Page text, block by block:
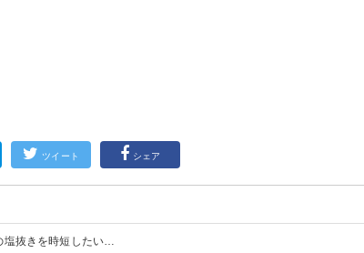
ツイート シェア
塩抜きを時短したい…